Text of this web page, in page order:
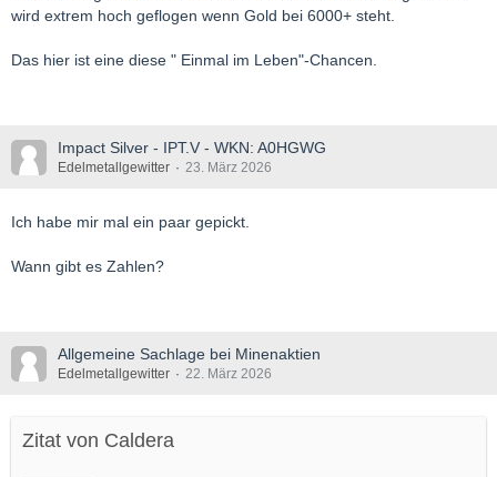
wird extrem hoch geflogen wenn Gold bei 6000+ steht.
Das hier ist eine diese " Einmal im Leben"-Chancen.
Impact Silver - IPT.V - WKN: A0HGWG
Edelmetallgewitter 23. März 2026
Ich habe mir mal ein paar gepickt.
Wann gibt es Zahlen?
Allgemeine Sachlage bei Minenaktien
Edelmetallgewitter 22. März 2026
Zitat von Caldera